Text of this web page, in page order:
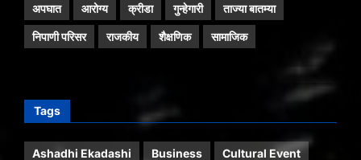
अपघात आरोग्य क्रीडा गुन्हेगारी ताज्या बातम्या
निपाणी परिसर राजकीय शैक्षणिक सामाजिक
Tags
Ashadhi Ekadashi Business Cultural Event